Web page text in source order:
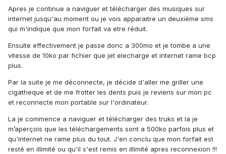
Apres je continue a naviguer et télécharger des musiques sur
internet jusqu'au moment ou je vois apparaitre un deuxième sms
qui m'indique que mon forfait va etre réduit.
Ensuite effectivement je passe donc a 300mo et je tombe a une
vitesse de 10ko par fichier que jet elecharge et internet rame bcp
plus.
Par la suite je me déconnecte, je décide d'aller me griller une
cigatheque et de me frotter les dents puis je reviens sur mon pc
et reconnecte mon portable sur l'ordinateur.
La je commence a naviguer et télécharger des truks et la je
m’aperçois que les téléchargements sont a 500ko parfois plus et
qu'internet ne rame plus du tout. J'en conclu que mon forfait est
resté en illimité ou qu'il s'est remis en illimité apres reconnexion !!!